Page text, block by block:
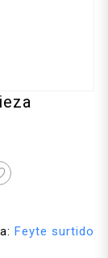
Feyte surtido